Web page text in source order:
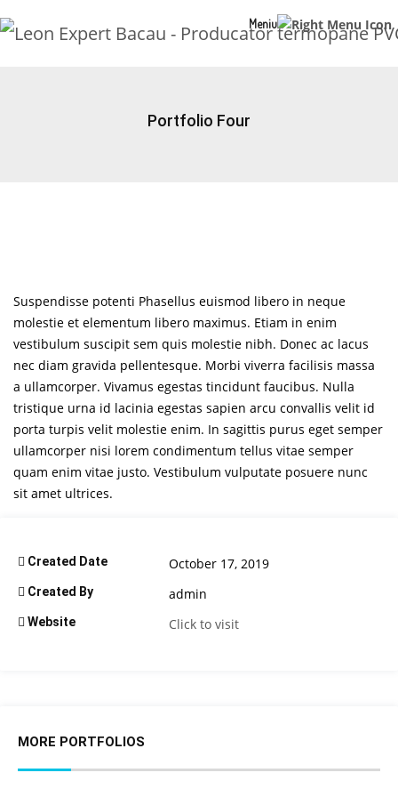
Portfolio Four
Suspendisse potenti Phasellus euismod libero in neque
molestie et elementum libero maximus. Etiam in enim
vestibulum suscipit sem quis molestie nibh. Donec ac lacus
nec diam gravida pellentesque. Morbi viverra facilisis massa
a ullamcorper. Vivamus egestas tincidunt faucibus. Nulla
tristique urna id lacinia egestas sapien arcu convallis velit id
porta turpis velit molestie enim. In sagittis purus eget semper
ullamcorper nisi lorem condimentum tellus vitae semper
quam enim vitae justo. Vestibulum vulputate posuere nunc
sit amet ultrices.
Created Date October 17, 2019
Created By admin
Website Click to visit
MORE PORTFOLIOS
Meniu